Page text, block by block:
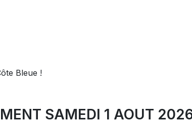
Bleue !
SAMEDI 1 AOUT